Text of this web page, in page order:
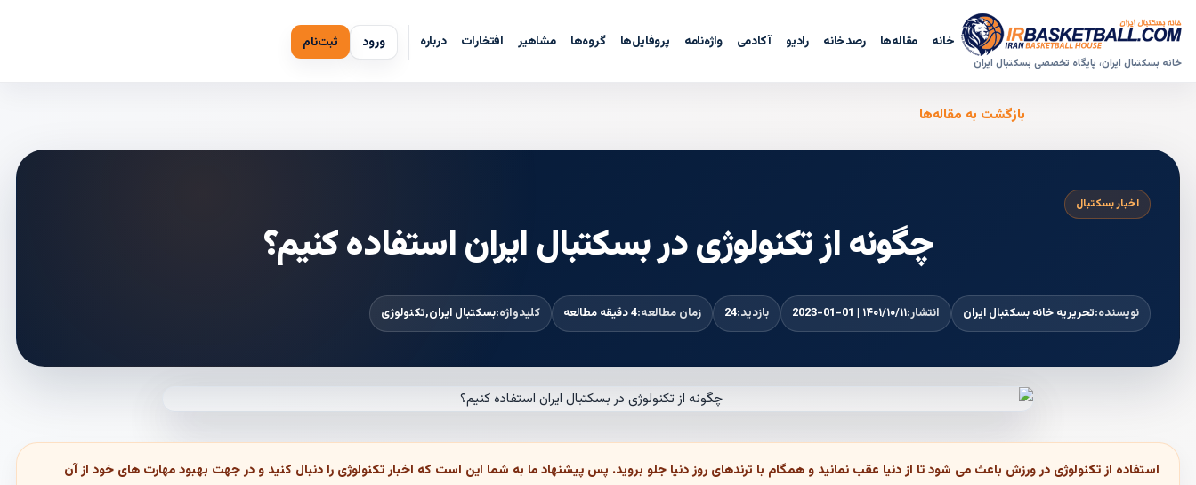
خانه بسکتبال ایران، پایگاه تخصصی بسکتبال ایران
خانه مقاله‌ها رصدخانه رادیو آکادمی واژه‌نامه پروفایل‌ها گروه‌ها مشاهیر افتخارات درباره ورود ثبت‌نام
بازگشت به مقاله‌ها
اخبار بسکتبال
چگونه از تکنولوژی در بسکتبال ایران استفاده کنیم؟
نویسنده:تحریریه خانه بسکتبال ایران انتشار:۱۴۰۱/۱۰/۱۱ | 2023-01-01 بازدید:24 زمان مطالعه:4 دقیقه مطالعه کلیدواژه:بسکتبال ایران,تکنولوژی
استفاده از تکنولوژی در ورزش باعث می شود تا از دنیا عقب نمانید و همگام با ترندهای روز دنیا جلو بروید. پس پیشنهاد ما به شما این است که اخبار تکنولوژی را دنبال کنید و در جهت بهبود مهارت های خود از آن